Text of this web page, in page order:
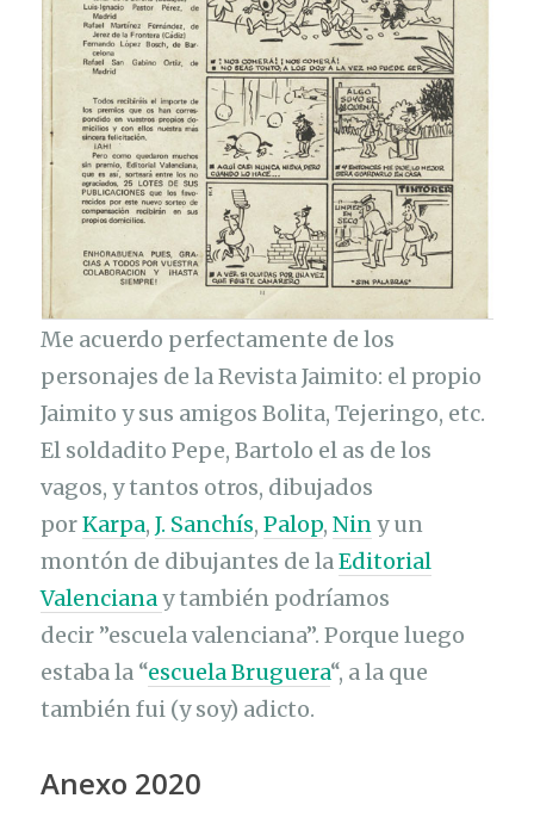
Me acuerdo perfectamente de los
personajes de la Revista Jaimito: el propio
Jaimito y sus amigos Bolita, Tejeringo, etc.
El soldadito Pepe, Bartolo el as de los
vagos, y tantos otros, dibujados
porKarpa,J. Sanchís,Palop,Niny un
montón de dibujantes de laEditorial
Valencianay también podríamos
decir ”escuela valenciana”. Porque luego
estaba la “escuela Bruguera“, a la que
también fui (y soy) adicto.
Anexo 2020